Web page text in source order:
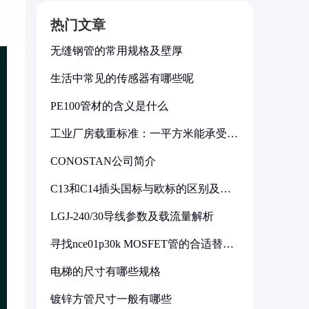
热门文章
无缝钢管的常用规格及壁厚
生活中常见的传感器有哪些呢
PE100管材的含义是什么
工业厂房载重标准：一平方米能承受多
CONOSTAN公司简介
C13和C14插头国标与欧标的区别及其
LGJ-240/30导线参数及载流量解析
寻找nce01p30k MOSFET管的合适替代
电梯的尺寸有哪些规格
镀锌方管尺寸一般有哪些